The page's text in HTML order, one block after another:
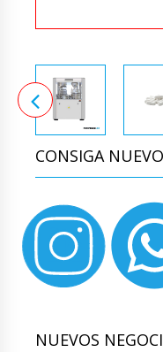
CONSIGA
NUEVOS